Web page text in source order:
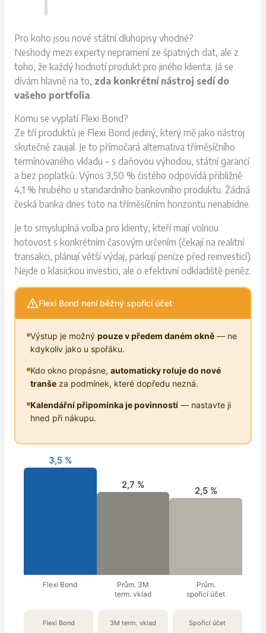
Pro koho jsou nové státní dluhopisy vhodné?
Neshody mezi experty nepramení ze špatných dat, ale z
toho, že každý hodnotí produkt pro jiného klienta. Já se
dívám hlavně na to, zda konkrétní nástroj sedí do
vašeho portfolia.
Komu se vyplatí Flexi Bond?
Ze tří produktů je Flexi Bond jediný, který mě jako nástroj
skutečně zaujal. Je to přímočará alternativa tříměsíčního
termínovaného vkladu – s daňovou výhodou, státní garancí
a bez poplatků. Výnos 3,50 % čistého odpovídá přibližně
4,1 % hrubého u standardního bankovního produktu. Žádná
česká banka dnes toto na tříměsíčním horizontu nenabídne.
Je to smysluplná volba pro klienty, kteří mají volnou
hotovost s konkrétním časovým určením (čekají na realitní
transakci, plánují větší výdaj, parkují peníze před reinvesticí).
Nejde o klasickou investici, ale o efektivní odkladiště peněz.
Flexi Bond není běžný spořicí účet
Výstup je možnýpouze v předem daném okně — ne
kdykoliv jako u spořáku.
Kdo okno propásne,automaticky roluje do nové
tranše za podmínek, které dopředu nezná.
Kalendářní připomínka je povinností — nastavte ji
hned při nákupu.
3,5 %
2,7 %
2,5 %
Flexi Bond
Prům. 3M
term. vklad
Prům.
spořicí účet
Flexi Bond 3M term. vklad Spořicí účet